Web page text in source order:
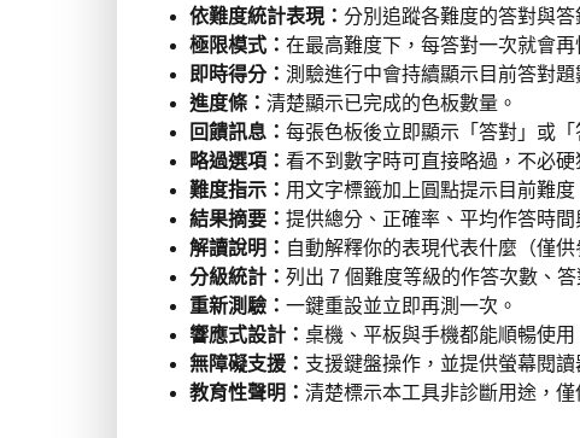
依難度統計表現： 分別追蹤各難度的答對與答
極限模式： 在最高難度下，每答對一次就會再
即時得分： 測驗進行中會持續顯示目前答對題
進度條： 清楚顯示已完成的色板數量。
回饋訊息： 每張色板後立即顯示「答對」或「
略過選項： 看不到數字時可直接略過，不必硬
難度指示： 用文字標籤加上圓點提示目前難度
結果摘要： 提供總分、正確率、平均作答時間
解讀說明： 自動解釋你的表現代表什麼（僅供
分級統計： 列出 7 個難度等級的作答次數、答
重新測驗： 一鍵重設並立即再測一次。
響應式設計： 桌機、平板與手機都能順暢使用
無障礙支援： 支援鍵盤操作，並提供螢幕閱讀
教育性聲明： 清楚標示本工具非診斷用途，僅